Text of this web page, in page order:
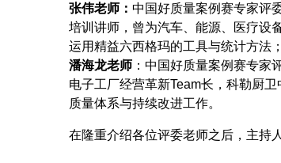
张伟老师： 中国好质量案例赛专家评
培训讲师，曾为汽车、能源、医疗设
运用精益六西格玛的工具与统计方法；
潘海龙老师 ： 中国好质量案例赛专家
电子工厂经营革新Team长，科勒厨卫
质量体系与持续改进工作。
在隆重介绍各位评委老师之后，主持